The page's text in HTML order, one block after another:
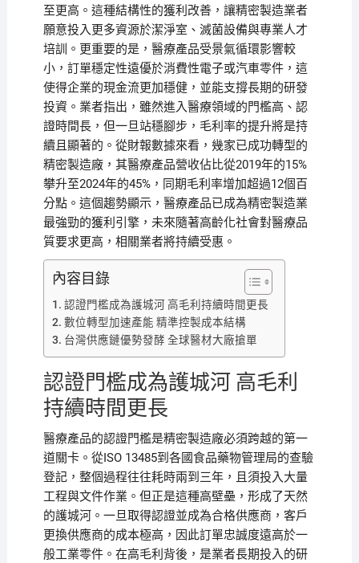
至更高。這種結構性的獲利改善，讓精密製造業者
願意投入更多資源於潔淨室、滅菌設備與專業人才
培訓。更重要的是，醫療產品受景氣循環影響較
小，訂單穩定性遠優於消費性電子或汽車零件，這
使得企業的現金流更加穩健，並能支撐長期的研發
投資。業者指出，雖然進入醫療領域的門檻高、認
證時間長，但一旦站穩腳步，毛利率的提升將是持
續且顯著的。從財報數據來看，幾家已成功轉型的
精密製造廠，其醫療產品營收佔比從2019年的15%
攀升至2024年的45%，同期毛利率增加超過12個百
分點。這個趨勢顯示，醫療產品已成為精密製造業
最強勁的獲利引擎，未來隨著高齡化社會對醫療品
質要求更高，相關業者將持續受惠。
內容目錄
認證門檻成為護城河 高毛利持續時間更長
數位轉型加速產能 精準控製成本結構
台灣供應鏈優勢發酵 全球醫材大廠搶單
認證門檻成為護城河 高毛利
持續時間更長
醫療產品的認證門檻是精密製造廠必須跨越的第一
道關卡。從ISO 13485到各國食品藥物管理局的查驗
登記，整個過程往往耗時兩到三年，且須投入大量
工程與文件作業。但正是這種高壁壘，形成了天然
的護城河。一旦取得認證並成為合格供應商，客戶
更換供應商的成本極高，因此訂單忠誠度遠高於一
般工業零件。在高毛利背後，是業者長期投入的研